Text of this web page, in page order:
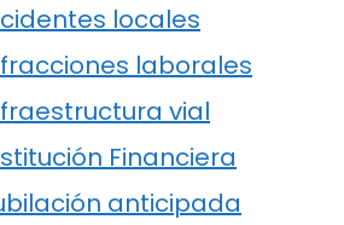
locales
laborales
vial
Financiera
anticipada